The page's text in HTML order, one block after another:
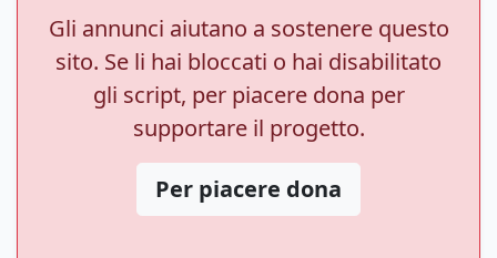
Gli annunci aiutano a sostenere questo
sito. Se li hai bloccati o hai disabilitato
gli script, per piacere dona per
supportare il progetto.
Per piacere dona